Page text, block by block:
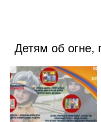
Детям об огне,